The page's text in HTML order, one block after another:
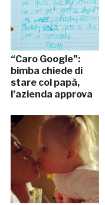
“Caro Google”:
bimba chiede di
stare col papà,
l’azienda approva